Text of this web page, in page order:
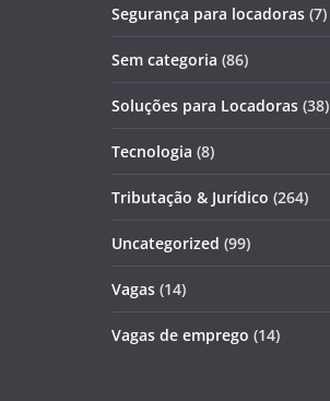
Segurança para locadoras (7)
Sem categoria (86)
Soluções para Locadoras (38)
Tecnologia (8)
Tributação & Jurídico (264)
Uncategorized (99)
Vagas (14)
Vagas de emprego (14)